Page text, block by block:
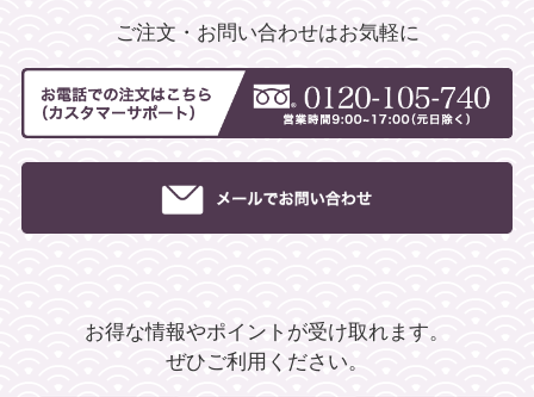
ご注文・お問い合わせはお気軽に
お得な情報やポイントが受け取れます。
ぜひご利用ください。